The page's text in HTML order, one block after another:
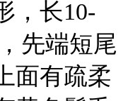
，长10-
先端短尾
面有疏柔